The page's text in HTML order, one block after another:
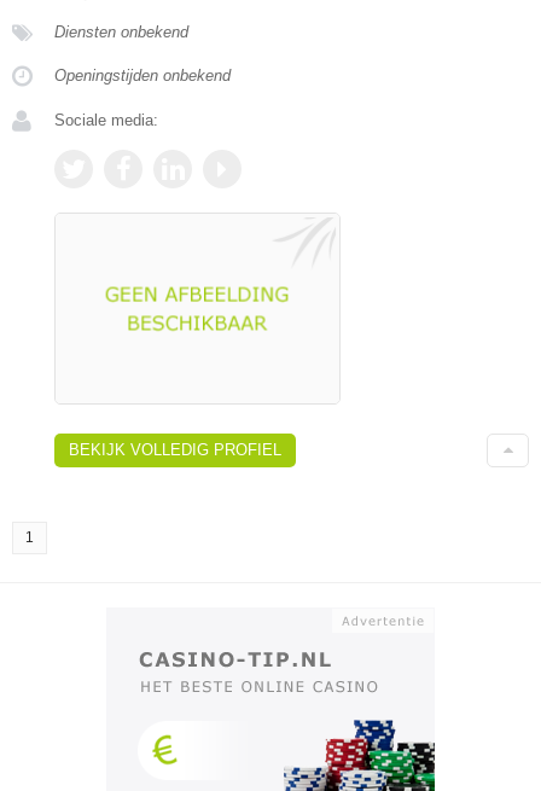
Diensten onbekend
Openingstijden onbekend
Sociale media:
BEKIJK VOLLEDIG PROFIEL
1